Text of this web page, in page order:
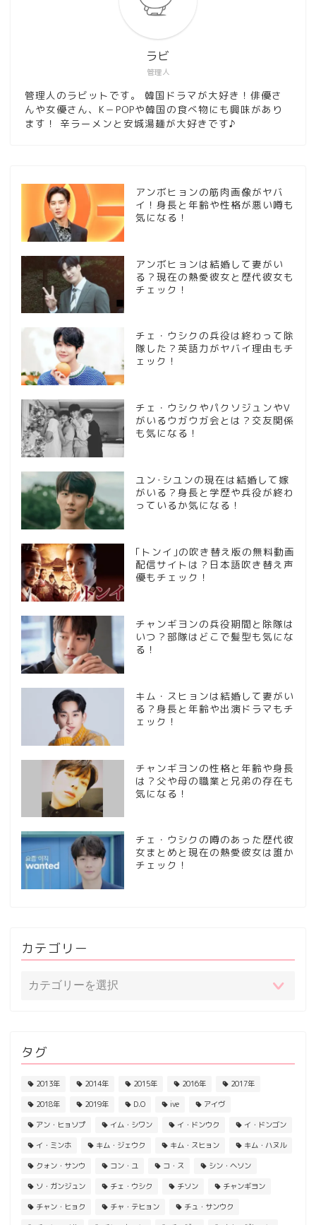
管理人
ラビ
管理人のラビットです。 韓国ドラマが大好き！俳優さ
んや女優さん、K－POPや韓国の食べ物にも興味があり
ます！ 辛ラーメンと安城湯麺が大好きです♪
アンボヒョンの筋肉画像がヤバ
イ！身長と年齢や性格が悪い噂も
気になる！
アンボヒョンは結婚して妻がい
る？現在の熱愛彼女と歴代彼女も
チェック！
チェ・ウシクの兵役は終わって除
隊した？英語力がヤバイ理由もチ
ェック！
チェ・ウシクやパクソジュンやV
がいるウガウガ会とは？交友関係
も気になる！
ユン･シユンの現在は結婚して嫁
がいる？身長と学歴や兵役が終わ
っているか気になる！
｢トンイ｣の吹き替え版の無料動画
配信サイトは？日本語吹き替え声
優もチェック！
チャンギヨンの兵役期間と除隊は
いつ？部隊はどこで髪型も気にな
る！
キム・スヒョンは結婚して妻がい
る？身長と年齢や出演ドラマもチ
ェック！
チャンギヨンの性格と年齢や身長
は？父や母の職業と兄弟の存在も
気になる！
チェ・ウシクの噂のあった歴代彼
女まとめと現在の熱愛彼女は誰か
チェック！
カテゴリー
タグ
2013年 2014年 2015年 2016年 2017年
2018年 2019年 D.O ive アイヴ
アン・ヒョソプ イム・シワン イ・ドンウク イ・ドンゴン
イ・ミンホ キム・ジェウク キム・スヒョン キム・ハヌル
クォン・サンウ コン・ユ コ・ス シン・ヘソン
ソ・ガンジュン チェ・ウシク チソン チャンギヨン
チャン・ヒョク チャ・テヒョン チュ・サンウク